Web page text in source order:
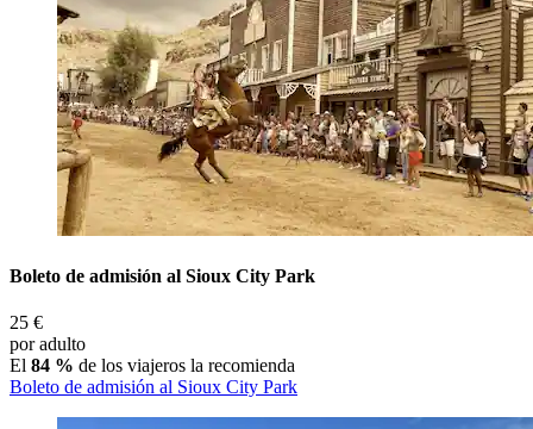
Boleto de admisión al Sioux City Park
25 €
por adulto
El 84 % de los viajeros la recomienda
Boleto de admisión al Sioux City Park